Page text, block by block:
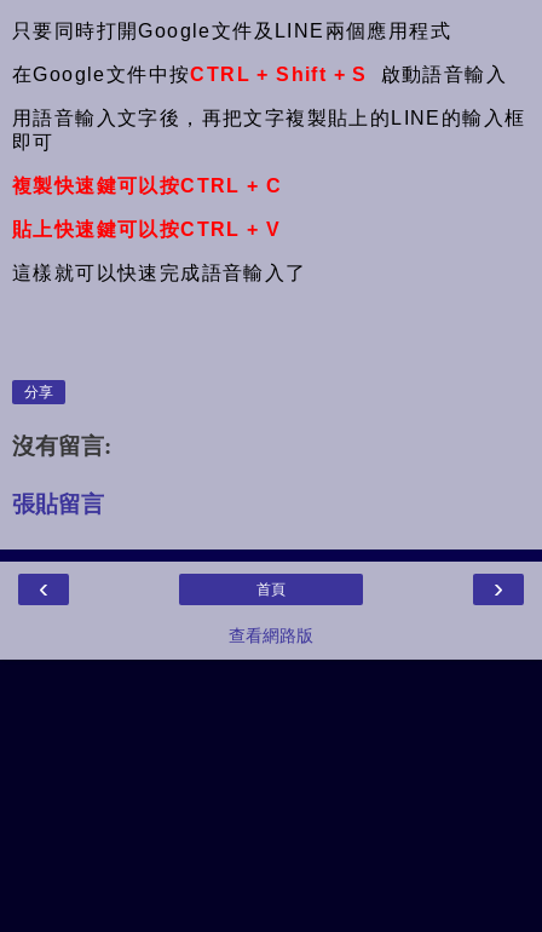
只要同時打開Google文件及LINE兩個應用程式
在Google文件中按CTRL + Shift + S 啟動語音輸入
用語音輸入文字後，再把文字複製貼上的LINE的輸入框
即可
複製快速鍵可以按CTRL + C
貼上快速鍵可以按CTRL + V
這樣就可以快速完成語音輸入了
分享
沒有留言:
張貼留言
‹ ›
首頁
查看網路版